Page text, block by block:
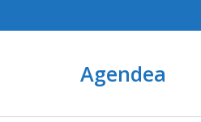
Agendea